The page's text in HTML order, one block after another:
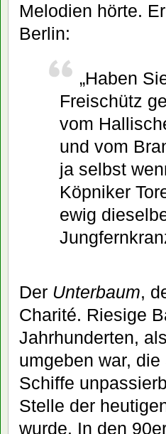
Melodien hörte.
Berlin:
„Haben
Freischütz
vom
und vom
ja selbst
Köpniker
ewig
Der Unterbaum,
Charité. Riesige
Jahrhunderten,
umgeben war,
Schiffe
Stelle der
wurde. In den